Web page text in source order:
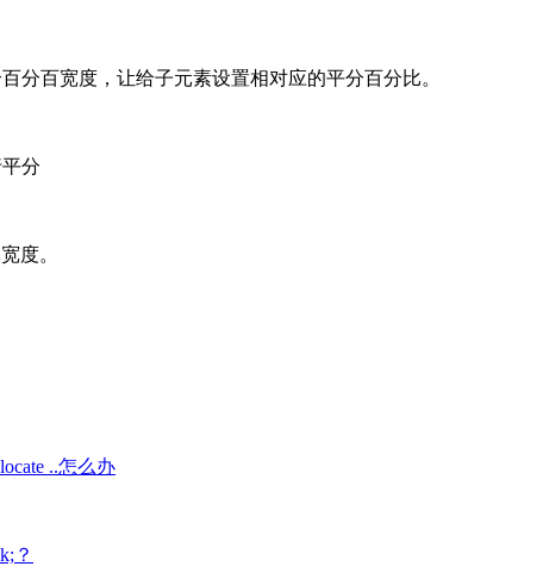
分百宽度，让给子元素设置相对应的平分百分比。
分
度。
..怎么办
？